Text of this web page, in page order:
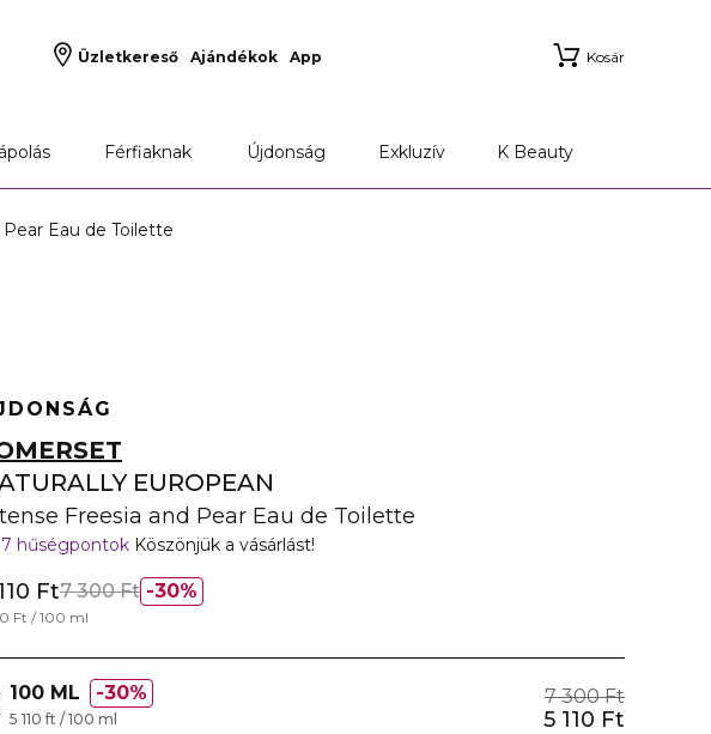
Üzletkereső Ajándékok App Kosár
Férfiaknak Újdonság Exkluzív K Beauty
Eau de Toilette
EUROPEAN
Freesia and Pear Eau de Toilette
hűségpontok Köszönjük a vásárlást!
30%
Ft7 300 Ft
Ft / 100 ml
100 ML 30% 7 300 Ft
5 110 Ft
5 110 ft / 100 ml